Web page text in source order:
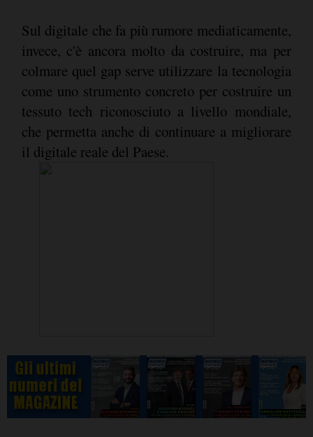
Sul digitale che fa più rumore mediaticamente,
invece, c'è ancora molto da costruire, ma per
colmare quel gap serve utilizzare la tecnologia
come uno strumento concreto per costruire un
tessuto tech riconosciuto a livello mondiale,
che permetta anche di continuare a migliorare
il digitale reale del Paese.